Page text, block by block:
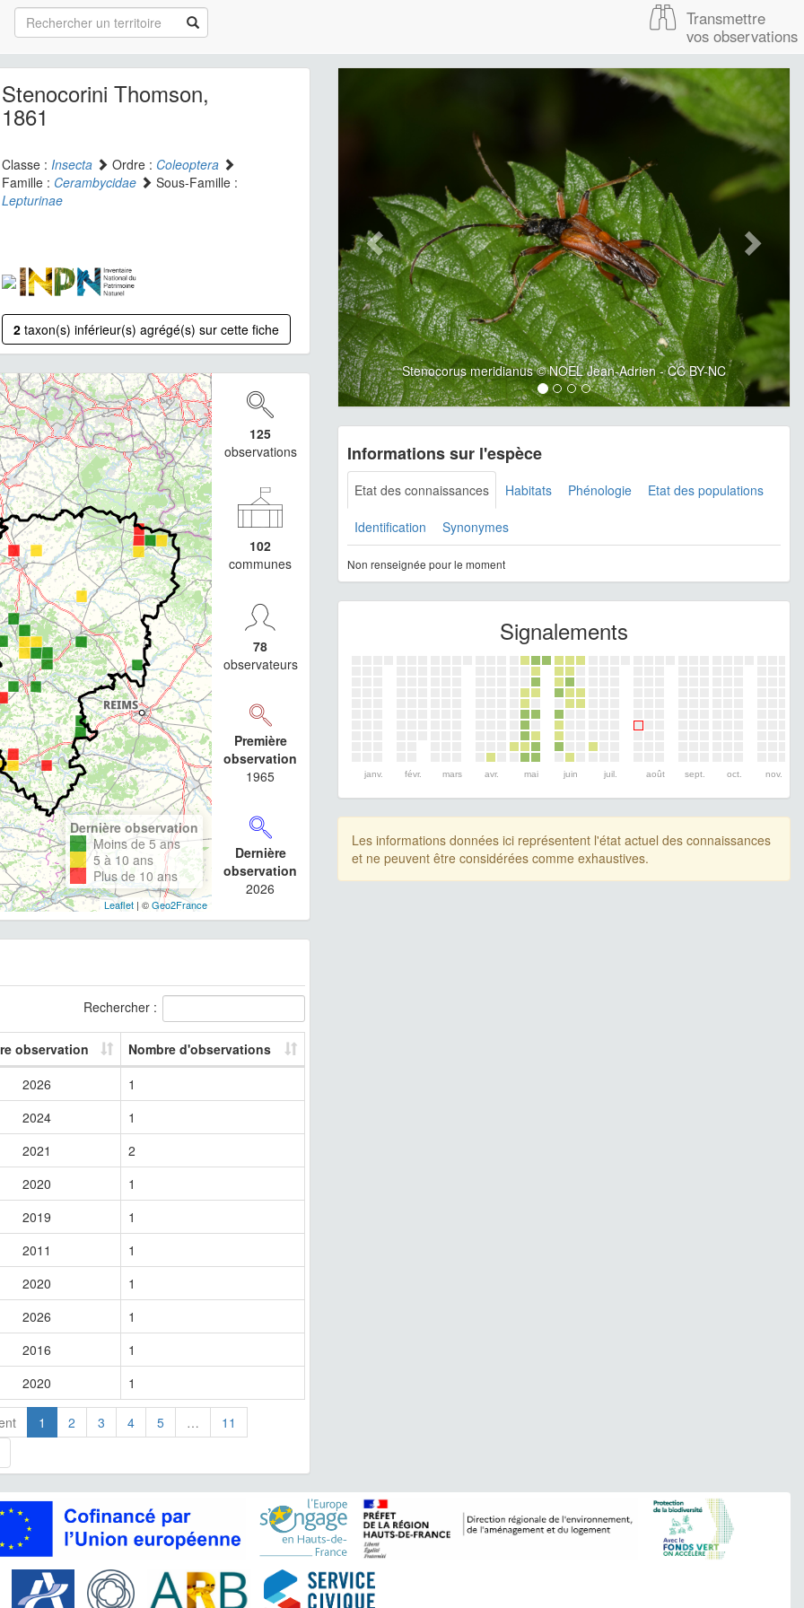
Transmettre
vos observations
Stenocorini Thomson,
1861
Classe : Insecta Ordre : Coleoptera
Famille : Cerambycidae
Sous-Famille :
Lepturinae
2 taxon(s) inférieur(s) agrégé(s) sur cette fiche
Dernière observation
Moins de 5 ans
5 à 10 ans
Plus de 10 ans
Leaflet| ©Geo2France
125
observations
102
communes
78
observateurs
Première
observation
1965
Dernière
observation
2026
Rechercher :
observation
Nombre d'observations
2026
1
2024
1
2021
2
2020
1
2019
1
2011
1
2020
1
2026
1
2016
1
2020
1
1 2 3 4 5 … 11
Stenocorus meridianus © NOEL Jean-Adrien - CC BY-NC
Informations sur l'espèce
Etat des connaissances Habitats Phénologie Etat des populations
Identification Synonymes
Non renseignée pour le moment
Signalements
janv. févr. mars avr. mai juin juil. août sept. oct. nov.
Les informations données ici représentent l'état actuel des connaissances
et ne peuvent être considérées comme exhaustives.